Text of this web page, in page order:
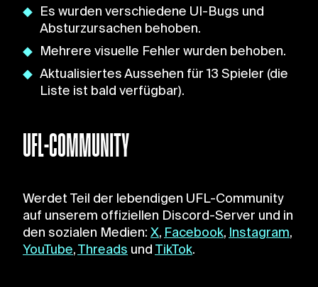
Es wurden verschiedene UI-Bugs und
Absturzursachen behoben.
Mehrere visuelle Fehler wurden behoben.
Aktualisiertes Aussehen für 13 Spieler (die
Liste ist bald verfügbar).
UFL-COMMUNITY
Werdet Teil der lebendigen UFL-Community
auf unserem offiziellen Discord-Server und in
den sozialen Medien:X,Facebook,Instagram,
YouTube,ThreadsundTikTok.